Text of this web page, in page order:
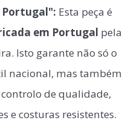
Portugal": Esta peça é
em Portugal pela
Isto garante não só o
nacional, mas também
de qualidade,
e costuras resistentes.